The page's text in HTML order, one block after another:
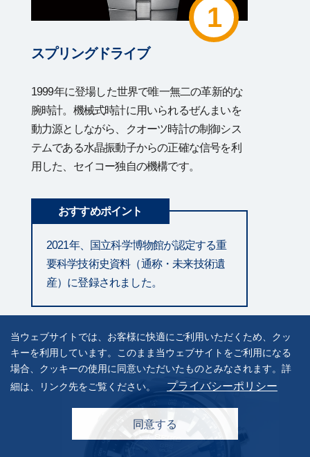
1
スプリングドライブ
1999年に登場した世界で唯一無二の革新的な
腕時計。機械式時計に用いられるぜんまいを
動力源としながら、クオーツ時計の制御シス
テムである水晶振動子からの正確な信号を利
用した、セイコー独自の機構です。
おすすめポイント
2021年、国立科学博物館が認定する重
要科学技術史資料（通称・未来技術遺
産）に登録されました。
当ウェブサイトでは、お客様に快適にご利用いただくため、クッ
キーを利用しています。このまま当ウェブサイトをご利用になる
場合、クッキーの使用に同意いただいたものとみなされます。詳
細は、リンク先をご覧ください。
プライバシーポリシー
同意する